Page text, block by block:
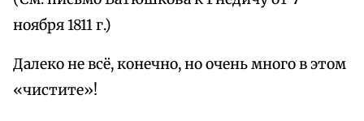
ноября 1811 г.)
Далеко не всё, конечно, но очень много в этом
«чистите»!